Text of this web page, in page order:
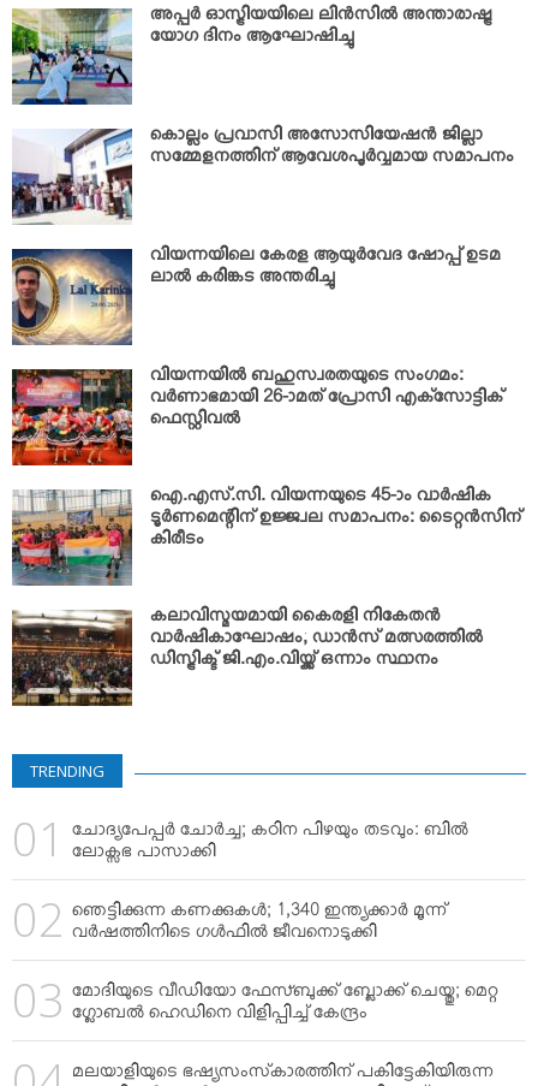
അപ്പര്‍ ഓസ്ട്രിയയിലെ ലിന്‍സില്‍ അന്താരാഷ്ട്ര
യോഗ ദിനം ആഘോഷിച്ചു
കൊല്ലം പ്രവാസി അസോസിയേഷന്‍ ജില്ലാ
സമ്മേളനത്തിന് ആവേശപൂര്‍വ്വമായ സമാപനം
വിയന്നയിലെ കേരള ആയുര്‍വേദ ഷോപ്പ് ഉടമ
ലാല്‍ കരിങ്കട അന്തരിച്ചു
വിയന്നയില്‍ ബഹുസ്വരതയുടെ സംഗമം:
വര്‍ണാഭമായി 26-ാമത് പ്രോസി എക്‌സോട്ടിക്
ഫെസ്റ്റിവല്‍
ഐ.എസ്.സി. വിയന്നയുടെ 45-ാം വാര്‍ഷിക
ടൂര്‍ണമെന്റിന് ഉജ്ജ്വല സമാപനം: ടൈറ്റന്‍സിന്
കിരീടം
കലാവിസ്മയമായി കൈരളി നികേതന്‍
വാര്‍ഷികാഘോഷം; ഡാന്‍സ് മത്സരത്തില്‍
ഡിസ്ട്രിക്ട് ജി.എം.വിയ്ക്ക് ഒന്നാം സ്ഥാനം
TRENDING
ചോദ്യപേപ്പര്‍ ചോര്‍ച്ച; കഠിന പിഴയും തടവും: ബില്‍
ലോക്സഭ പാസാക്കി
ഞെട്ടിക്കുന്ന കണക്കുകള്‍; 1,340 ഇന്ത്യക്കാര്‍ മൂന്ന്
വര്‍ഷത്തിനിടെ ഗള്‍ഫില്‍ ജീവനൊടുക്കി
മോദിയുടെ വീഡിയോ ഫേസ്ബുക്ക് ബ്ലോക്ക് ചെയ്തു; മെറ്റ
ഗ്ലോബല്‍ ഹെഡിനെ വിളിപ്പിച്ച് കേന്ദ്രം
മലയാളിയുടെ ഭഷ്യസംസ്‌കാരത്തിന് പകിട്ടേകിയിരുന്ന